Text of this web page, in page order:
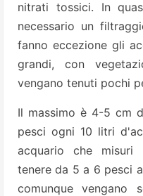
nitrati tossici. In
necessario un
fanno eccezione gli
grandi, con
vengano tenuti pochi
Il massimo è 4-5 cm
pesci ogni 10 litri
acquario che
tenere da 5 a 6 pesci
comunque vengano